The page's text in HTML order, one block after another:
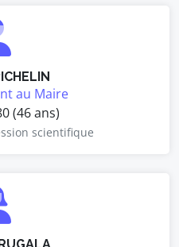
au Maire
(46 ans)
scientifique